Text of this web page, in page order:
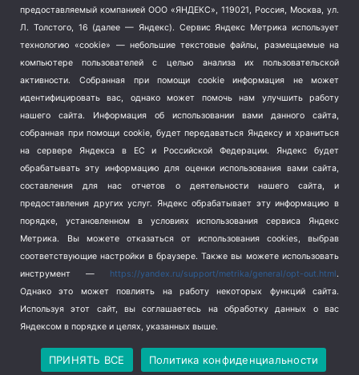
Терроризм (1)
Транспорт (262)
Туризм (178)
Флот (76)
Школа и спорт (2)
Экология (8)
Экономика (1172)
Copyright © 2026
Политика конфиденциальности
предоставляемый компанией ООО «ЯНДЕКС», 119021, Россия, Москва, ул.
Л. Толстого, 16 (далее — Яндекс). Сервис Яндекс Метрика использует
технологию «cookie» — небольшие текстовые файлы, размещаемые на
компьютере пользователей с целью анализа их пользовательской
активности.
Собранная при помощи cookie информация не может
идентифицировать вас, однако может помочь нам улучшить работу
нашего сайта. Информация об использовании вами данного сайта,
собранная при помощи cookie, будет передаваться Яндексу и храниться
на сервере Яндекса в ЕС и Российской Федерации. Яндекс будет
обрабатывать эту информацию для оценки использования вами сайта,
составления для нас отчетов о деятельности нашего сайта, и
предоставления других услуг. Яндекс обрабатывает эту информацию в
порядке, установленном в условиях использования сервиса Яндекс
Метрика.
Вы можете отказаться от использования cookies, выбрав
соответствующие настройки в браузере. Также вы можете использовать
инструмент — https://yandex.ru/support/metrika/general/opt-out.html.
Однако это может повлиять на работу некоторых функций сайта.
Используя этот сайт, вы соглашаетесь на обработку данных о вас
Яндексом в порядке и целях, указанных выше.
ПРИНЯТЬ ВСЕ Политика конфиденциальности